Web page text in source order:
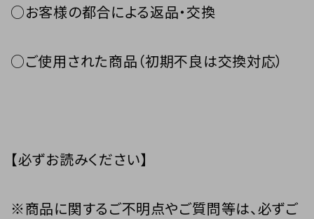
○お客様の都合による返品・交換
○ご使用された商品（初期不良は交換対応）
【必ずお読みください】
※商品に関するご不明点やご質問等は、必ずご